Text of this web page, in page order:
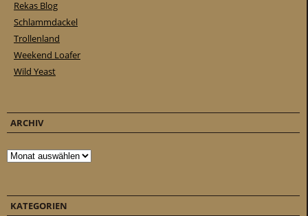
Rekas Blog
Schlammdackel
Trollenland
Weekend Loafer
Wild Yeast
ARCHIV
Archiv
KATEGORIEN